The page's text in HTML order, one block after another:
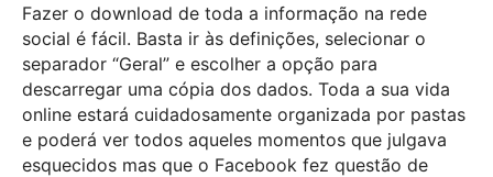
Fazer o download de toda a informação na rede
social é fácil. Basta ir às definições, selecionar o
separador “Geral” e escolher a opção para
descarregar uma cópia dos dados. Toda a sua vida
online estará cuidadosamente organizada por pastas
e poderá ver todos aqueles momentos que julgava
esquecidos mas que o Facebook fez questão de